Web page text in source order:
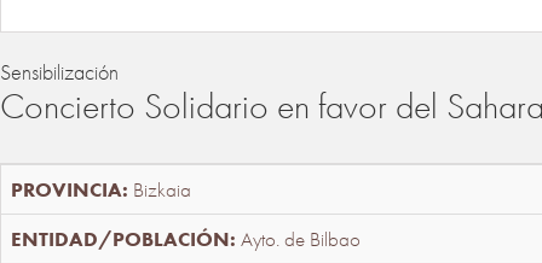
Sensibilización
Concierto Solidario en favor del
Bizkaia
Ayto. de Bilbao